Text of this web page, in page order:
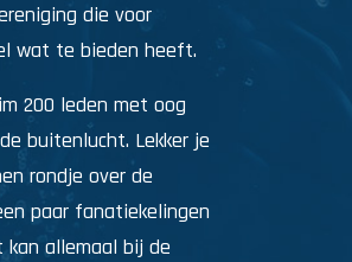
die voor
wat te bieden heeft.
200 leden met oog
buitenlucht. Lekker je
rondje over de
paar fanatiekelingen
allemaal bij de